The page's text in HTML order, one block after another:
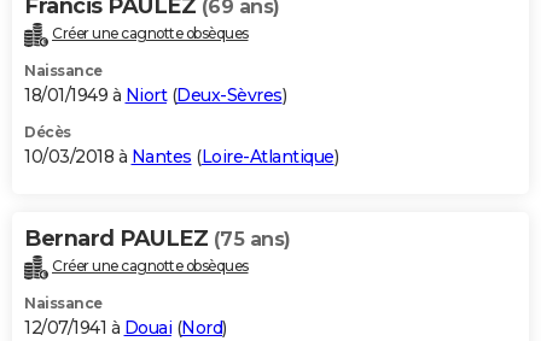
Francis PAULEZ (69 ans)
Créer une cagnotte obsèques
Naissance
18/01/1949 à Niort(Deux-Sèvres)
Décès
10/03/2018 à Nantes (Loire-Atlantique)
Bernard PAULEZ (75 ans)
Créer une cagnotte obsèques
Naissance
12/07/1941 à Douai (Nord)